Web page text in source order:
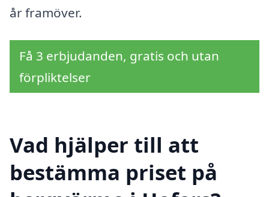
år framöver.
Få 3 erbjudanden, gratis och utan
förpliktelser
Vad hjälper till att
bestämma priset på